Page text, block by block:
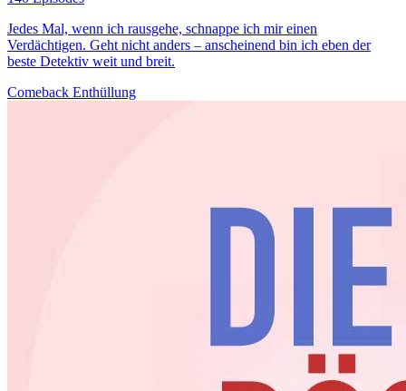
Jedes Mal, wenn ich rausgehe, schnappe ich mir einen
Verdächtigen. Geht nicht anders – anscheinend bin ich eben der
beste Detektiv weit und breit.
Comeback Enthüllung